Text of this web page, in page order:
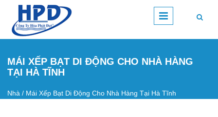
Nhảy đến nội dung
MÁI XẾP BẠT DI ĐỘNG CHO NHÀ HÀNG
TẠI HÀ TĨNH
Bạn đang ở đây
Nhà / Mái Xếp Bạt Di Động Cho Nhà Hàng Tại Hà Tĩnh